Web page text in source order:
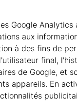
+ 385
Google Analytics
aux
à des fins de
final,
de Google, et
appareils. En